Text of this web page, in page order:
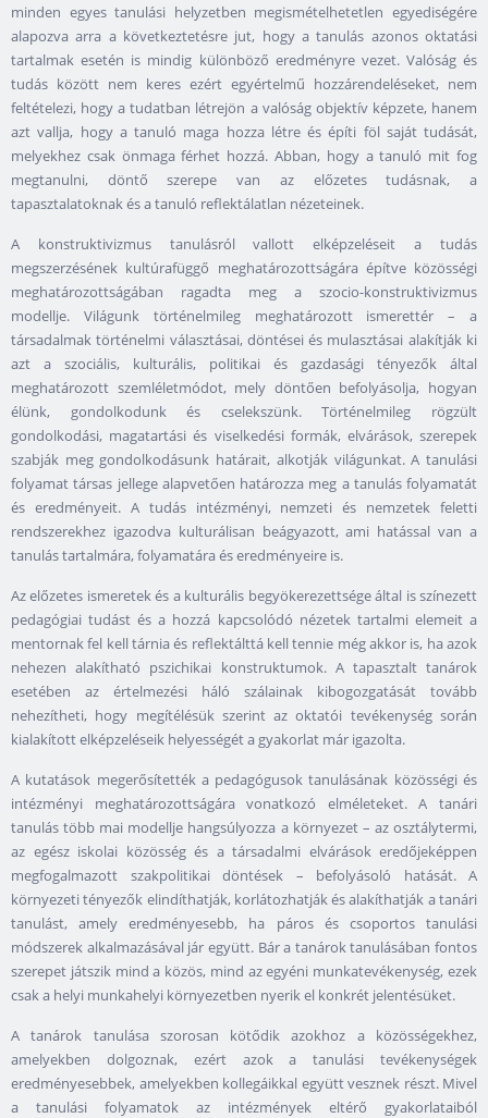
minden egyes tanulási helyzetben megismételhetetlen egyediségére
alapozva arra a következtetésre jut, hogy a tanulás azonos oktatási
tartalmak esetén is mindig különböző eredményre vezet. Valóság és
tudás között nem keres ezért egyértelmű hozzárendeléseket, nem
feltételezi, hogy a tudatban létrejön a valóság objektív képzete, hanem
azt vallja, hogy a tanuló maga hozza létre és építi föl saját tudását,
melyekhez csak önmaga férhet hozzá. Abban, hogy a tanuló mit fog
megtanulni, döntő szerepe van az előzetes tudásnak, a
tapasztalatoknak és a tanuló reflektálatlan nézeteinek.
A konstruktivizmus tanulásról vallott elképzeléseit a tudás
megszerzésének kultúrafüggő meghatározottságára építve közösségi
meghatározottságában ragadta meg a szocio-konstruktivizmus
modellje. Világunk történelmileg meghatározott ismerettér – a
társadalmak történelmi választásai, döntései és mulasztásai alakítják ki
azt a szociális, kulturális, politikai és gazdasági tényezők által
meghatározott szemléletmódot, mely döntően befolyásolja, hogyan
élünk, gondolkodunk és cselekszünk. Történelmileg rögzült
gondolkodási, magatartási és viselkedési formák, elvárások, szerepek
szabják meg gondolkodásunk határait, alkotják világunkat. A tanulási
folyamat társas jellege alapvetően határozza meg a tanulás folyamatát
és eredményeit. A tudás intézményi, nemzeti és nemzetek feletti
rendszerekhez igazodva kulturálisan beágyazott, ami hatással van a
tanulás tartalmára, folyamatára és eredményeire is.
Az előzetes ismeretek és a kulturális begyökerezettsége által is színezett
pedagógiai tudást és a hozzá kapcsolódó nézetek tartalmi elemeit a
mentornak fel kell tárnia és reflektálttá kell tennie még akkor is, ha azok
nehezen alakítható pszichikai konstruktumok. A tapasztalt tanárok
esetében az értelmezési háló szálainak kibogozgatását tovább
nehezítheti, hogy megítélésük szerint az oktatói tevékenység során
kialakított elképzeléseik helyességét a gyakorlat már igazolta.
A kutatások megerősítették a pedagógusok tanulásának közösségi és
intézményi meghatározottságára vonatkozó elméleteket. A tanári
tanulás több mai modellje hangsúlyozza a környezet – az osztálytermi,
az egész iskolai közösség és a társadalmi elvárások eredőjeképpen
megfogalmazott szakpolitikai döntések – befolyásoló hatását. A
környezeti tényezők elindíthatják, korlátozhatják és alakíthatják a tanári
tanulást, amely eredményesebb, ha páros és csoportos tanulási
módszerek alkalmazásával jár együtt. Bár a tanárok tanulásában fontos
szerepet játszik mind a közös, mind az egyéni munkatevékenység, ezek
csak a helyi munkahelyi környezetben nyerik el konkrét jelentésüket.
A tanárok tanulása szorosan kötődik azokhoz a közösségekhez,
amelyekben dolgoznak, ezért azok a tanulási tevékenységek
eredményesebbek, amelyekben kollegáikkal együtt vesznek részt. Mivel
a tanulási folyamatok az intézmények eltérő gyakorlataiból